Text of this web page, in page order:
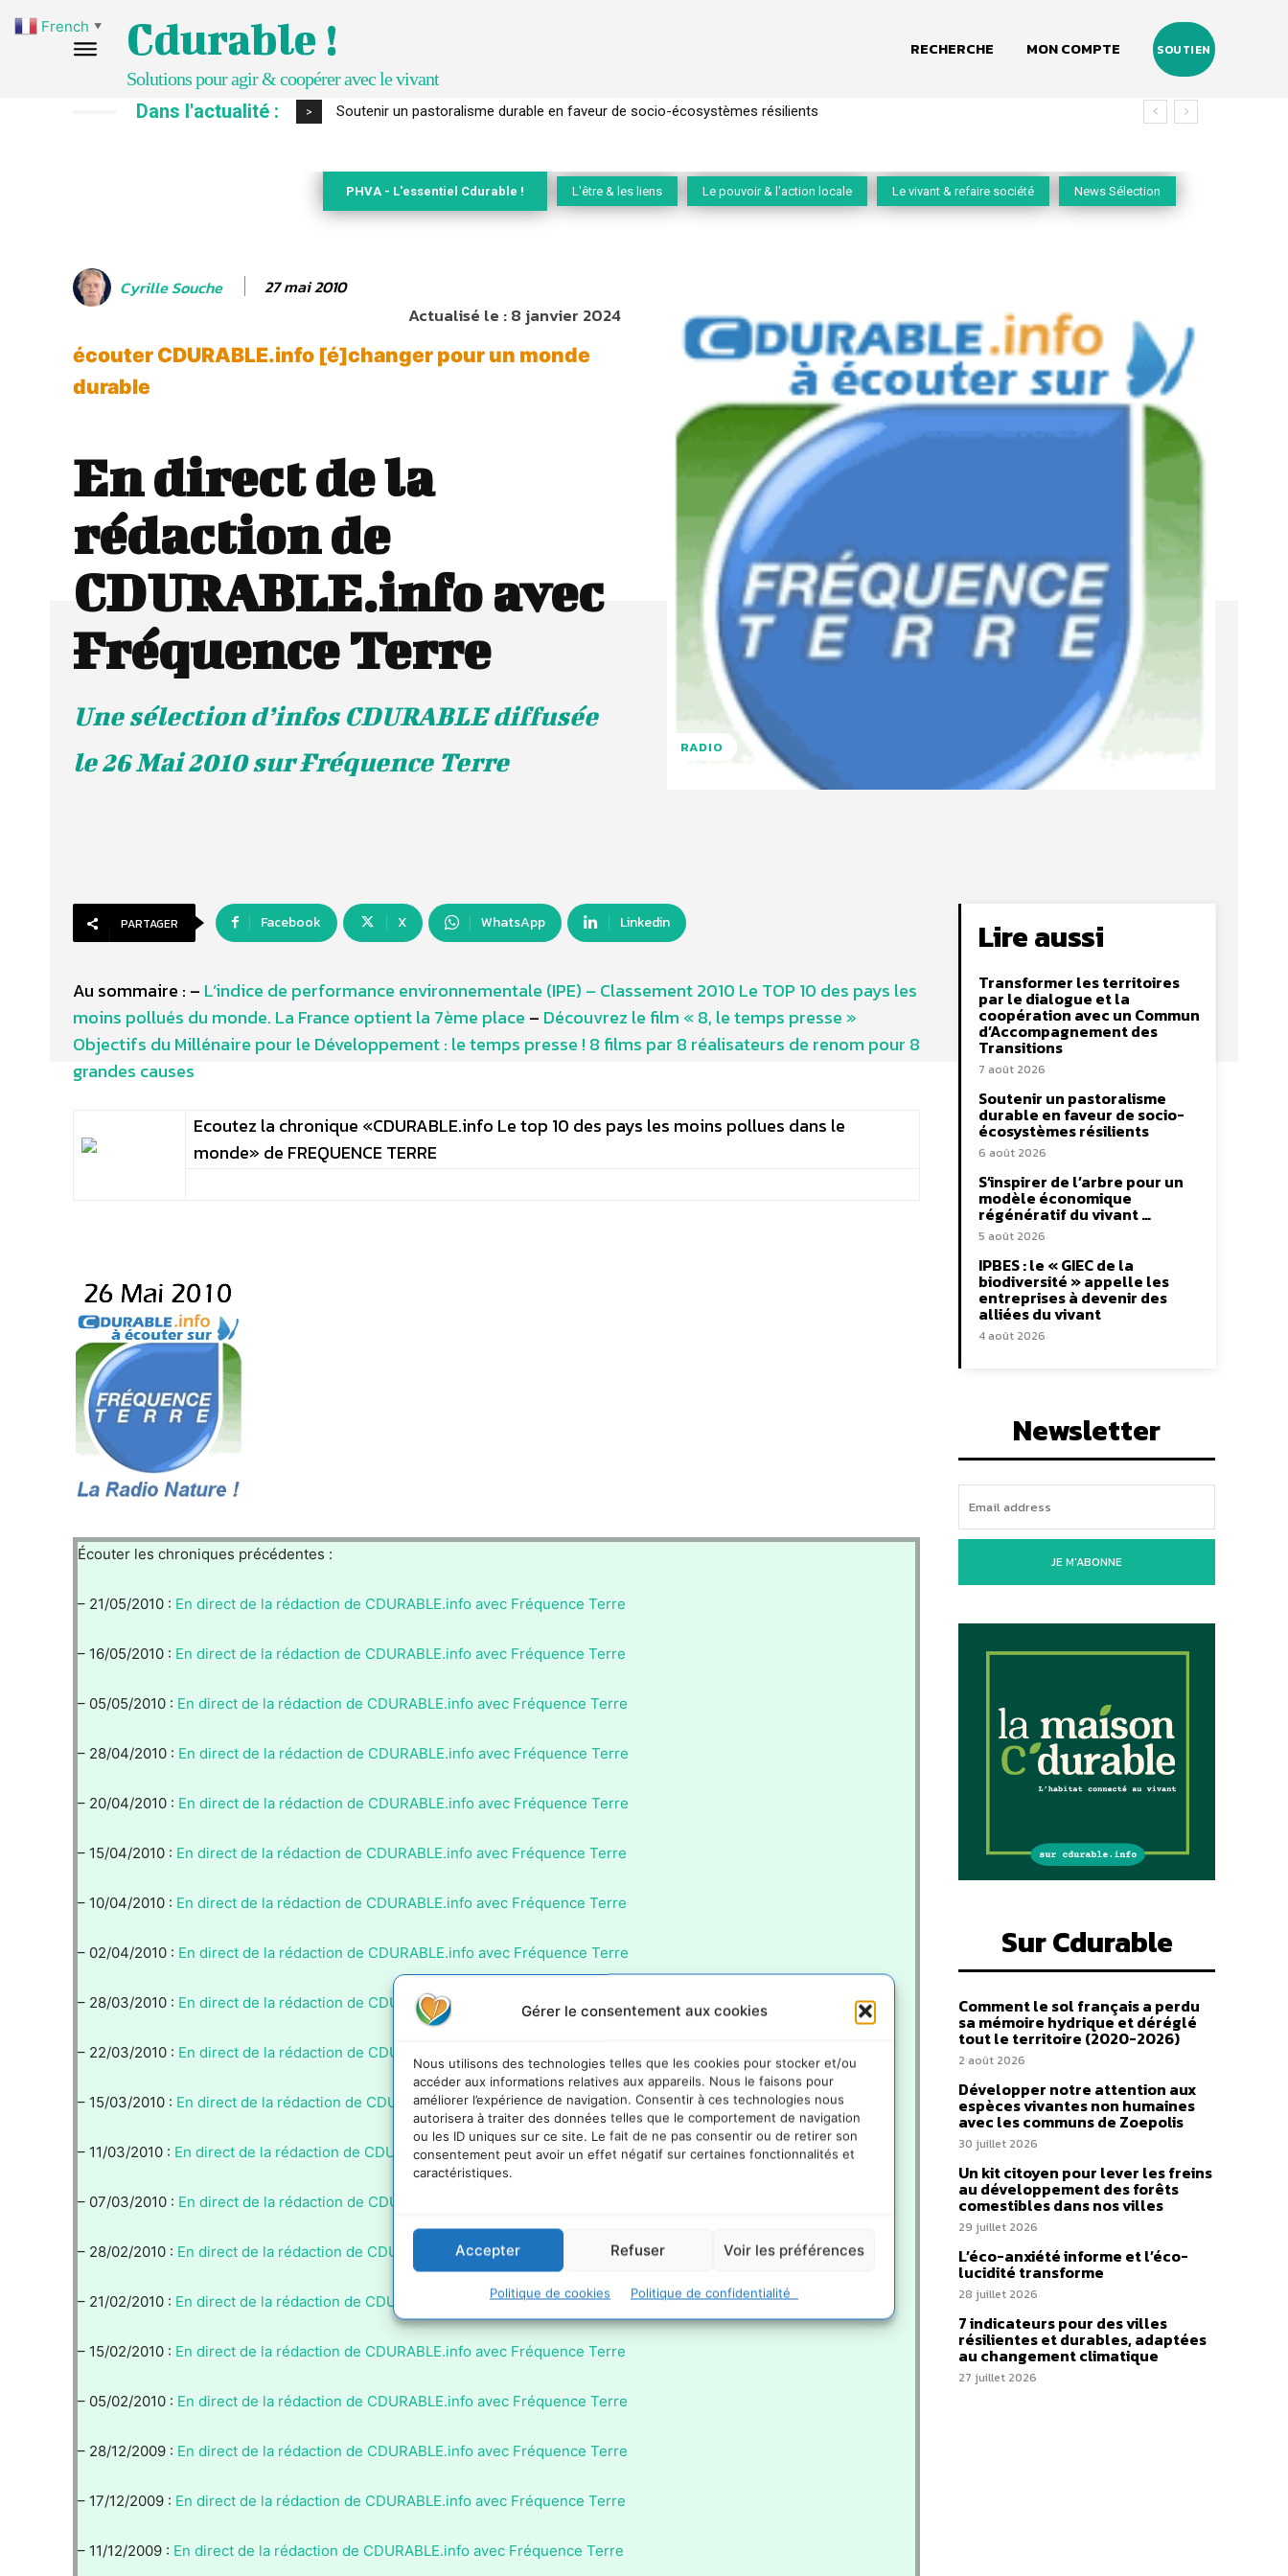
Gérer le consentement aux cookies
Nous utilisons des technologies telles que les cookies pour stocker et/ou
accéder aux informations relatives aux appareils. Nous le faisons pour
améliorer l’expérience de navigation. Consentir à ces technologies nous
autorisera à traiter des données telles que le comportement de navigation
ou les ID uniques sur ce site. Le fait de ne pas consentir ou de retirer son
consentement peut avoir un effet négatif sur certaines fonctionnalités et
caractéristiques.
Accepter Refuser Voir les préférences
Politique de cookies Politique de confidentialité
Cdurable !
Solutions pour agir & coopérer avec le vivant
RECHERCHE MON COMPTE SOUTIEN
Dans l'actualité : > S’inspirer de l’arbre pour un modèle économique régénératif du vivant …
PHVA - L'essentiel Cdurable ! L'être & les liens Le pouvoir & l'action locale Le vivant & refaire société News Sélection
Cyrille Souche 27 mai 2010
Actualisé le :8 janvier 2024
écouter CDURABLE.info [é]changer pour un monde
durable
En direct de la
rédaction de
CDURABLE.info avec
Fréquence Terre
Une sélection d’infos CDURABLE diffusée
le 26 Mai 2010 sur Fréquence Terre
RADIO
PARTAGER Facebook X WhatsApp Linkedin
Au sommaire : – L’indice de performance environnementale (IPE) – Classement 2010 Le TOP 10 des pays les
moins pollués du monde. La France optient la 7ème place – Découvrez le film « 8, le temps presse »
Objectifs du Millénaire pour le Développement : le temps presse ! 8 films par 8 réalisateurs de renom pour 8
grandes causes
Ecoutez la chronique «CDURABLE.info Le top 10 des pays les moins pollues dans le
monde» de FREQUENCE TERRE
Écouter les chroniques précédentes :
– 21/05/2010 : En direct de la rédaction de CDURABLE.info avec Fréquence Terre
– 16/05/2010 : En direct de la rédaction de CDURABLE.info avec Fréquence Terre
– 05/05/2010 : En direct de la rédaction de CDURABLE.info avec Fréquence Terre
– 28/04/2010 : En direct de la rédaction de CDURABLE.info avec Fréquence Terre
– 20/04/2010 : En direct de la rédaction de CDURABLE.info avec Fréquence Terre
– 15/04/2010 : En direct de la rédaction de CDURABLE.info avec Fréquence Terre
– 10/04/2010 : En direct de la rédaction de CDURABLE.info avec Fréquence Terre
– 02/04/2010 : En direct de la rédaction de CDURABLE.info avec Fréquence Terre
– 28/03/2010 : En direct de la rédaction de CDURABLE.info avec Fréquence Terre
– 22/03/2010 : En direct de la rédaction de CDURABLE.info avec Fréquence Terre
– 15/03/2010 : En direct de la rédaction de CDURABLE.info avec Fréquence Terre
– 11/03/2010 : En direct de la rédaction de CDURABLE.info avec Fréquence Terre
– 07/03/2010 : En direct de la rédaction de CDURABLE.info avec Fréquence Terre
– 28/02/2010 : En direct de la rédaction de CDURABLE.info avec Fréquence Terre
– 21/02/2010 : En direct de la rédaction de CDURABLE.info avec Fréquence Terre
– 15/02/2010 : En direct de la rédaction de CDURABLE.info avec Fréquence Terre
– 05/02/2010 : En direct de la rédaction de CDURABLE.info avec Fréquence Terre
– 28/12/2009 : En direct de la rédaction de CDURABLE.info avec Fréquence Terre
– 17/12/2009 : En direct de la rédaction de CDURABLE.info avec Fréquence Terre
– 11/12/2009 : En direct de la rédaction de CDURABLE.info avec Fréquence Terre
Lire aussi
Transformer les territoires
par le dialogue et la
coopération avec un Commun
d’Accompagnement des
Transitions
7 août 2026
Soutenir un pastoralisme
durable en faveur de socio-
écosystèmes résilients
6 août 2026
S’inspirer de l’arbre pour un
modèle économique
régénératif du vivant …
5 août 2026
IPBES : le « GIEC de la
biodiversité » appelle les
entreprises à devenir des
alliées du vivant
4 août 2026
Newsletter
JE M'ABONNE
Sur Cdurable
Comment le sol français a perdu
sa mémoire hydrique et déréglé
tout le territoire (2020-2026)
2 août 2026
Développer notre attention aux
espèces vivantes non humaines
avec les communs de Zoepolis
30 juillet 2026
Un kit citoyen pour lever les freins
au développement des forêts
comestibles dans nos villes
29 juillet 2026
L’éco-anxiété informe et l’éco-
lucidité transforme
28 juillet 2026
7 indicateurs pour des villes
résilientes et durables, adaptées
au changement climatique
27 juillet 2026
French ▼